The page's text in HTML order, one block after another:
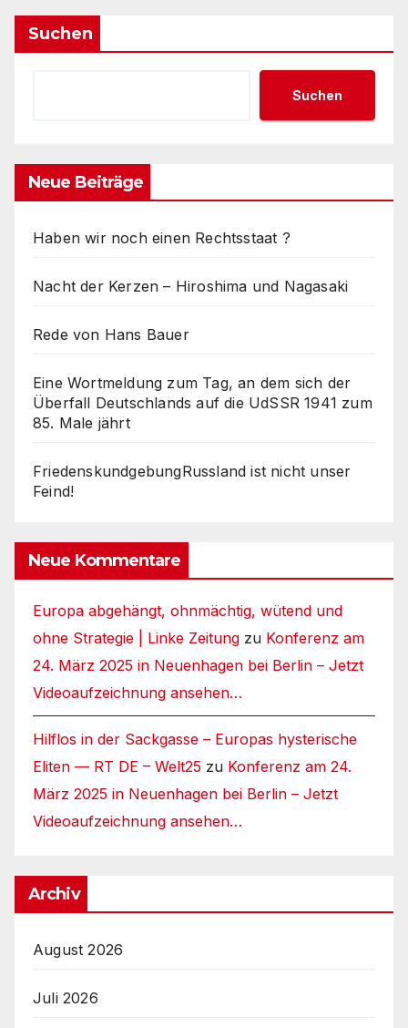
Suchen
Suchen
Neue Beiträge
Haben wir noch einen Rechtsstaat ?
Nacht der Kerzen – Hiroshima und Nagasaki
Rede von Hans Bauer
Eine Wortmeldung zum Tag, an dem sich der
Überfall Deutschlands auf die UdSSR 1941 zum
85. Male jährt
FriedenskundgebungRussland ist nicht unser
Feind!
Neue Kommentare
Europa abgehängt, ohnmächtig, wütend und
ohne Strategie | Linke Zeitung zu Konferenz am
24. März 2025 in Neuenhagen bei Berlin – Jetzt
Videoaufzeichnung ansehen…
Hilflos in der Sackgasse – Europas hysterische
Eliten — RT DE – Welt25 zu Konferenz am 24.
März 2025 in Neuenhagen bei Berlin – Jetzt
Videoaufzeichnung ansehen…
Archiv
August 2026
Juli 2026